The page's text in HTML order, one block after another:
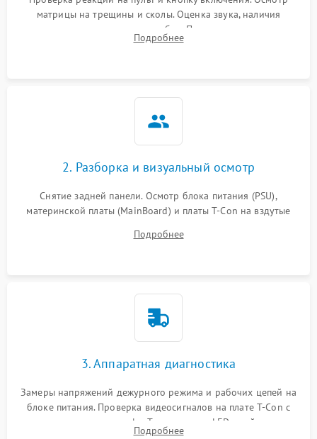
матрицы на трещины и сколы. Оценка звука, наличия
подсветки и индикаторов ошибок. Подключение тестовых
источников сигнала для выявления симптомов поломки.
Подробнее
2. Разборка и визуальный осмотр
Снятие задней панели. Осмотр блока питания (PSU),
материнской платы (MainBoard) и платы T-Con на вздутые
Проверка надежности фиксации и целостности шлейфов.
Подробнее
3. Аппаратная диагностика
Замеры напряжений дежурного режима и рабочих цепей на
блоке питания. Проверка видеосигналов на плате T-Con с
помощью осциллографа. Тестирование LED-драйвера и
Подробнее